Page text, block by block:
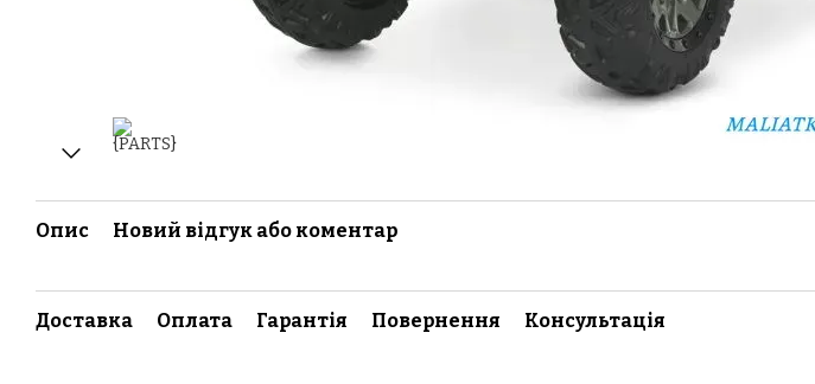
Опис Новий відгук або коментар
Доставка Оплата Гарантія Повернення Консультація